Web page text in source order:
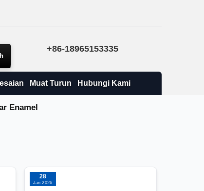
+86-18965153335
Muat Turun Hubungi Kami
Enamel
28
Jan 2026